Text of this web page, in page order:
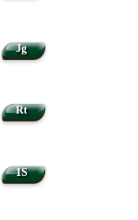
Jg
Rt
1S